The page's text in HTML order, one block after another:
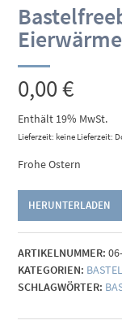
0,00€
Enthält 19% MwSt.
Lieferzeit: keine Lieferzeit:
Frohe Ostern
HERUNTERLADEN
ARTIKELNUMMER:
KATEGORIEN:
SCHLAGWÖRTER: